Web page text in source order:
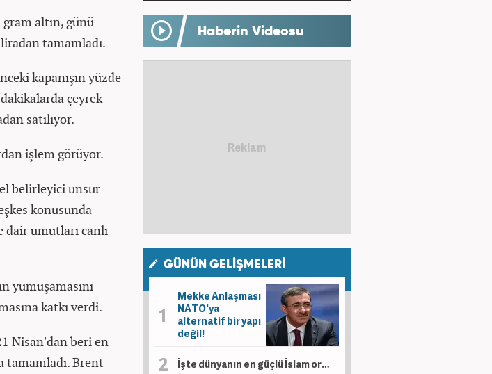
altın, günü
tamamladı.
kapanışın yüzde
çeyrek
satılıyor.
işlem görüyor.
belirleyici unsur
konusunda
dair umutları canlı
yumuşamasını
katkı verdi.
Nisan'dan beri en
tamamladı. Brent
Haberin Videosu
GÜNÜN GELİŞMELERİ
Mekke Anlaşması
NATO'ya
alternatif bir yapı
değil!
İşte dünyanın en güçlü İslam orduları! Türkiye kaçıncı sırada?